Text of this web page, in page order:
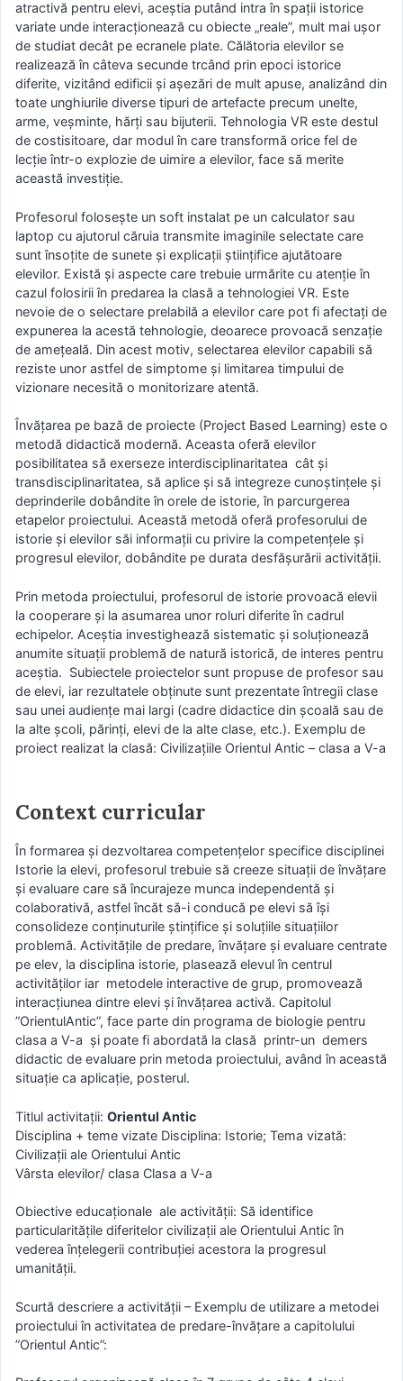
atractivă pentru elevi, aceștia putând intra în spații istorice
variate unde interacționează cu obiecte „reale”, mult mai ușor
de studiat decât pe ecranele plate. Călătoria elevilor se
realizează în câteva secunde trcând prin epoci istorice
diferite, vizitând edificii și așezări de mult apuse, analizând din
toate unghiurile diverse tipuri de artefacte precum unelte,
arme, veșminte, hărți sau bijuterii. Tehnologia VR este destul
de costisitoare, dar modul în care transformă orice fel de
lecție într-o explozie de uimire a elevilor, face să merite
această investiție.
Profesorul folosește un soft instalat pe un calculator sau
laptop cu ajutorul căruia transmite imaginile selectate care
sunt însoțite de sunete și explicații științifice ajutătoare
elevilor. Există și aspecte care trebuie urmărite cu atenție în
cazul folosirii în predarea la clasă a tehnologiei VR. Este
nevoie de o selectare prelabilă a elevilor care pot fi afectați de
expunerea la acestă tehnologie, deoarece provoacă senzație
de amețeală. Din acest motiv, selectarea elevilor capabili să
reziste unor astfel de simptome și limitarea timpului de
vizionare necesită o monitorizare atentă.
Învățarea pe bază de proiecte (Project Based Learning) este o
metodă didactică modernă. Aceasta oferă elevilor
posibilitatea să exerseze interdisciplinaritatea cât şi
transdisciplinaritatea, să aplice și să integreze cunoștințele și
deprinderile dobândite în orele de istorie, în parcurgerea
etapelor proiectului. Această metodă oferă profesorului de
istorie și elevilor săi informaţii cu privire la competenţele și
progresul elevilor, dobândite pe durata desfășurării activității.
Prin metoda proiectului, profesorul de istorie provoacă elevii
la cooperare și la asumarea unor roluri diferite în cadrul
echipelor. Aceștia investighează sistematic și soluționează
anumite situații problemă de natură istorică, de interes pentru
aceștia. Subiectele proiectelor sunt propuse de profesor sau
de elevi, iar rezultatele obținute sunt prezentate întregii clase
sau unei audiențe mai largi (cadre didactice din școală sau de
la alte școli, părinți, elevi de la alte clase, etc.). Exemplu de
proiect realizat la clasă: Civilizațiile Orientul Antic – clasa a V-a
Context curricular
În formarea și dezvoltarea competențelor specifice disciplinei
Istorie la elevi, profesorul trebuie să creeze situații de învățare
și evaluare care să încurajeze munca independentă și
colaborativă, astfel încăt să-i conducă pe elevi să își
consolideze conținuturile ștințifice și soluțiile situațiilor
problemă. Activitățile de predare, învățare și evaluare centrate
pe elev, la disciplina istorie, plasează elevul în centrul
activităților iar metodele interactive de grup, promovează
interacțiunea dintre elevi și învățarea activă. Capitolul
”OrientulAntic”, face parte din programa de biologie pentru
clasa a V-a și poate fi abordată la clasă printr-un demers
didactic de evaluare prin metoda proiectului, având în această
situație ca aplicație, posterul.
Titlul activitații: Orientul Antic
Disciplina + teme vizate Disciplina: Istorie; Tema vizată:
Civilizații ale Orientului Antic
Vârsta elevilor/ clasa Clasa a V-a
Obiective educaționale ale activității: Să identifice
particularitățile diferitelor civilizații ale Orientului Antic în
vederea înţelegerii contribuției acestora la progresul
umanității.
Scurtă descriere a activității – Exemplu de utilizare a metodei
proiectului în activitatea de predare-învăţare a capitolului
”Orientul Antic”: